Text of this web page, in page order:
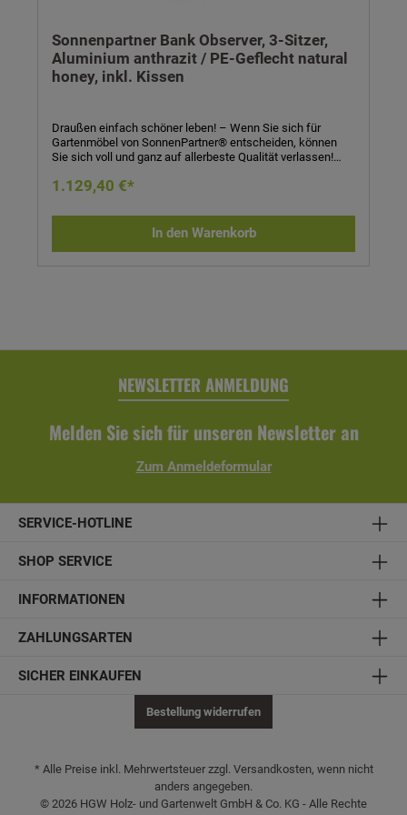
Sonnenpartner Bank Observer, 3-Sitzer,
Aluminium anthrazit / PE-Geflecht natural
honey, inkl. Kissen
Draußen einfach schöner leben! – Wenn Sie sich für
Gartenmöbel von SonnenPartner® entscheiden, können
Sie sich voll und ganz auf allerbeste Qualität verlassen!
handwerklich meisterhafte, technisch perfekte und
werden sehen: Die Entscheidung für SonnenPartner® –
und damit für höchste Qualität – zahlt sich schnell aus!
1.129,40 €*
In den Warenkorb
NEWSLETTER ANMELDUNG
Melden Sie sich für unseren Newsletter an
Zum Anmeldeformular
SERVICE-HOTLINE
SHOP SERVICE
INFORMATIONEN
ZAHLUNGSARTEN
SICHER EINKAUFEN
Bestellung widerrufen
* Alle Preise inkl. Mehrwertsteuer zzgl. Versandkosten, wenn nicht
anders angegeben.
© 2026 HGW Holz- und Gartenwelt GmbH & Co. KG - Alle Rechte